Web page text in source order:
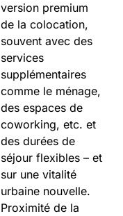
version premium
de la colocation,
souvent avec des
services
supplémentaires
comme le ménage,
des espaces de
coworking, etc. et
des durées de
séjour flexibles – et
sur une vitalité
urbaine nouvelle.
Proximité de la